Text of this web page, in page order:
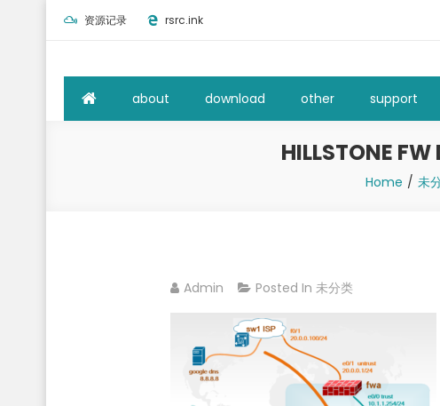
资源记录 rsrc.ink
about download other support
HILLSTONE
Home 未
Admin Posted In 未分类